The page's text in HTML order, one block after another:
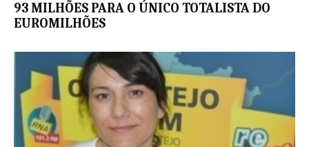
93 MILHÕES PARA O ÚNICO TOTALISTA DO
EUROMILHÕES